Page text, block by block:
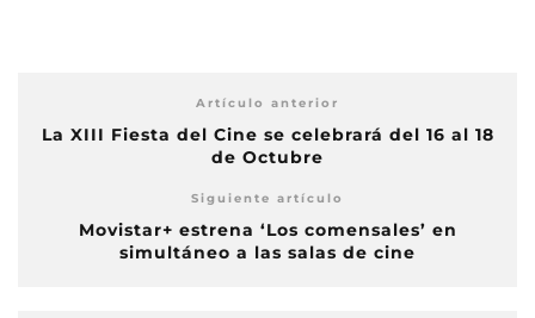
Artículo anterior
La XIII Fiesta del Cine se celebrará del 16 al 18
de Octubre
Siguiente artículo
Movistar+ estrena ‘Los comensales’ en
simultáneo a las salas de cine